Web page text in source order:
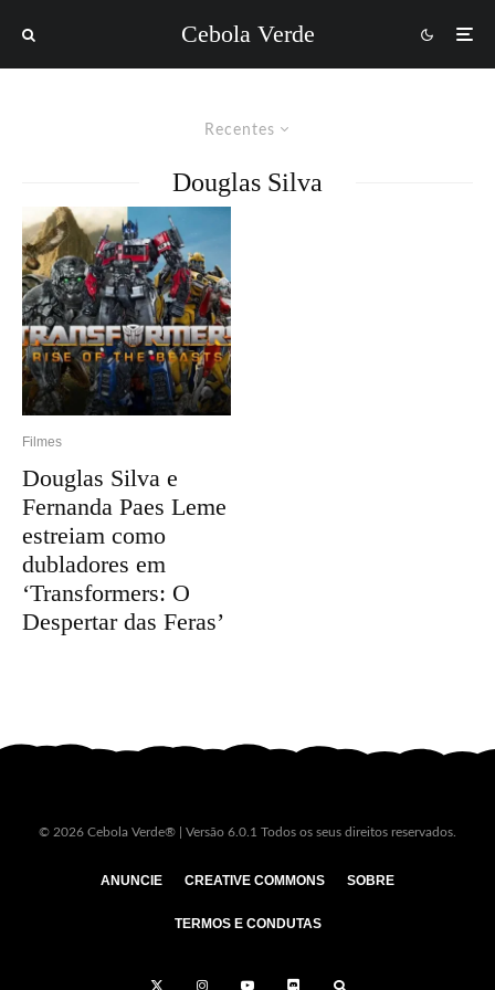
Cebola Verde
Recentes
Douglas Silva
Filmes
Douglas Silva e
Fernanda Paes Leme
estreiam como
dubladores em
‘Transformers: O
Despertar das Feras’
© 2026 Cebola Verde® | Versão 6.0.1 Todos os seus direitos reservados.
ANUNCIE CREATIVE COMMONS SOBRE
TERMOS E CONDUTAS